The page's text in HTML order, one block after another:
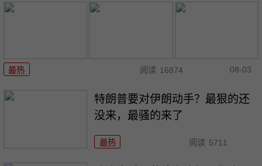
最热 阅读 16874 08-03
特朗普要对伊朗动手？最狠的还
没来，最骚的来了
最热 阅读 5711